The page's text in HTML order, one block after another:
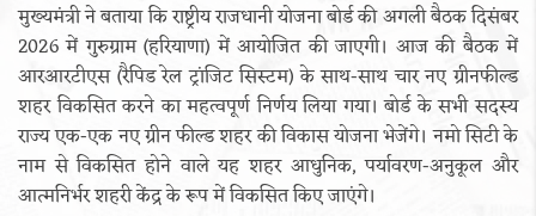
मुख्यमंत्री ने बताया कि राष्ट्रीय राजधानी योजना बोर्ड की अगली बैठक दिसंबर
2026 में गुरुग्राम (हरियाणा) में आयोजित की जाएगी। आज की बैठक में
आरआरटीएस (रैपिड रेल ट्रांजिट सिस्टम) के साथ-साथ चार नए ग्रीनफील्ड
शहर विकसित करने का महत्वपूर्ण निर्णय लिया गया। बोर्ड के सभी सदस्य
राज्य एक-एक नए ग्रीन फील्ड शहर की विकास योजना भेजेंगे। नमो सिटी के
नाम से विकसित होने वाले यह शहर आधुनिक, पर्यावरण-अनुकूल और
आत्मनिर्भर शहरी केंद्र के रूप में विकसित किए जाएंगे।